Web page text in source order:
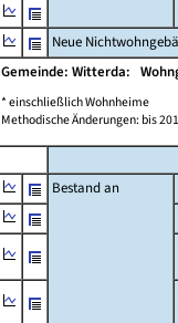
Neue
Gemeinde: Witterda:
* einschließlich Wohnheime
Methodische Änderungen: bis
Bestand an